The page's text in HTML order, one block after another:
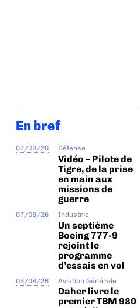
En bref
07/08/26 Défense
Vidéo – Pilote de
Tigre, de la prise
en main aux
missions de
guerre
07/08/26 Industrie
Un septième
Boeing 777-9
rejoint le
programme
d’essais en vol
06/08/26 Aviation Générale
Daher livre le
premier TBM 980